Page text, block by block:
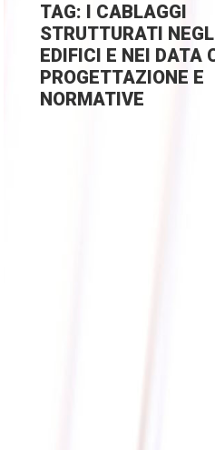
TAG: I CABLAGGI
STRUTTURATI
EDIFICI E NEI DATA
PROGETTAZIONE E
NORMATIVE